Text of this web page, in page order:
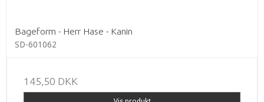
Bageform - Herr Hase - Kanin
SD-601062
145,50 DKK